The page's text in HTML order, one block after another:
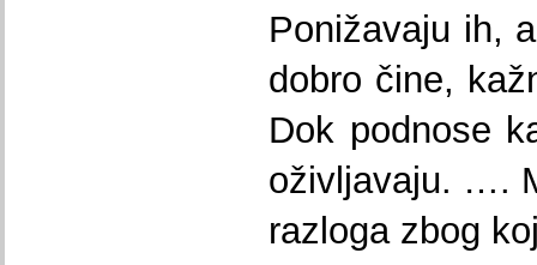
Ponižavaju ih,
dobro čine,
Dok podnose
oživljavaju. ….
razloga zbog